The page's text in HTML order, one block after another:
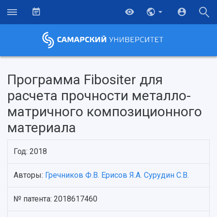
НАЗАД
Программа Fibositer для
расчета прочности металло-
матричного композиционного
материала
Год: 2018
Авторы: Гречников Ф.В. Ерисов Я.А. Сурудин С.В.
№ патента: 2018617460